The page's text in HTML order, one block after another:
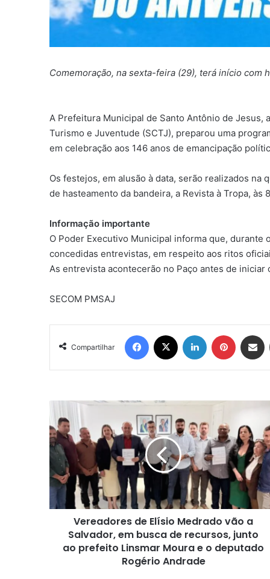
Comemoração, na sexta-feira (29), terá início com
A Prefeitura Municipal de Santo Antônio de Jesus,
Turismo e Juventude (SCTJ), preparou uma
em celebração aos 146 anos de emancipação
Os festejos, em alusão à data, serão realizados
de hasteamento da bandeira, a Revista à Tropa,
Informação importante
O Poder Executivo Municipal informa que, durante
concedidas entrevistas, em respeito aos ritos
As entrevista acontecerão no Paço antes de iniciar
SECOM PMSAJ
Compartilhar
Facebook Linkedin Pinterest
Vereadores
de
Elísio
Medrado
vão
a
Salvador,
busca
recursos,
junto
Vereadores de Elísio Medrado vão a
Salvador, em busca de recursos, junto
ao prefeito Linsmar Moura e o deputado
Rogério Andrade